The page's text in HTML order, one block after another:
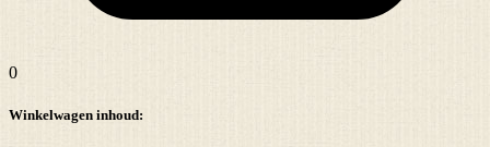
0
Winkelwagen inhoud: